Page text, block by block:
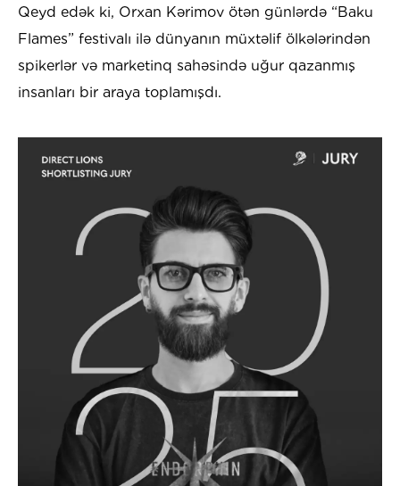
Qeyd edək ki, Orxan Kərimov ötən günlərdə “Baku
Flames” festivalı ilə dünyanın müxtəlif ölkələrindən
spikerlər və marketinq sahəsində uğur qazanmış
insanları bir araya toplamışdı.